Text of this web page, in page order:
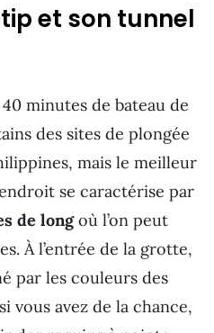
et son tunnel
minutes de bateau de
des sites de plongée
mais le meilleur
se caractérise par
de longoù l’on peut
À l’entrée de la grotte,
par les couleurs des
vous avez de la chance,